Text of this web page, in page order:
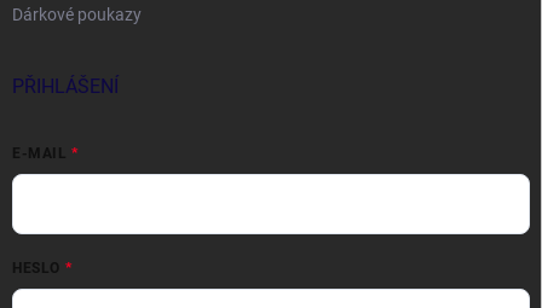
Dárkové poukazy
PŘIHLÁŠENÍ
E-MAIL
HESLO